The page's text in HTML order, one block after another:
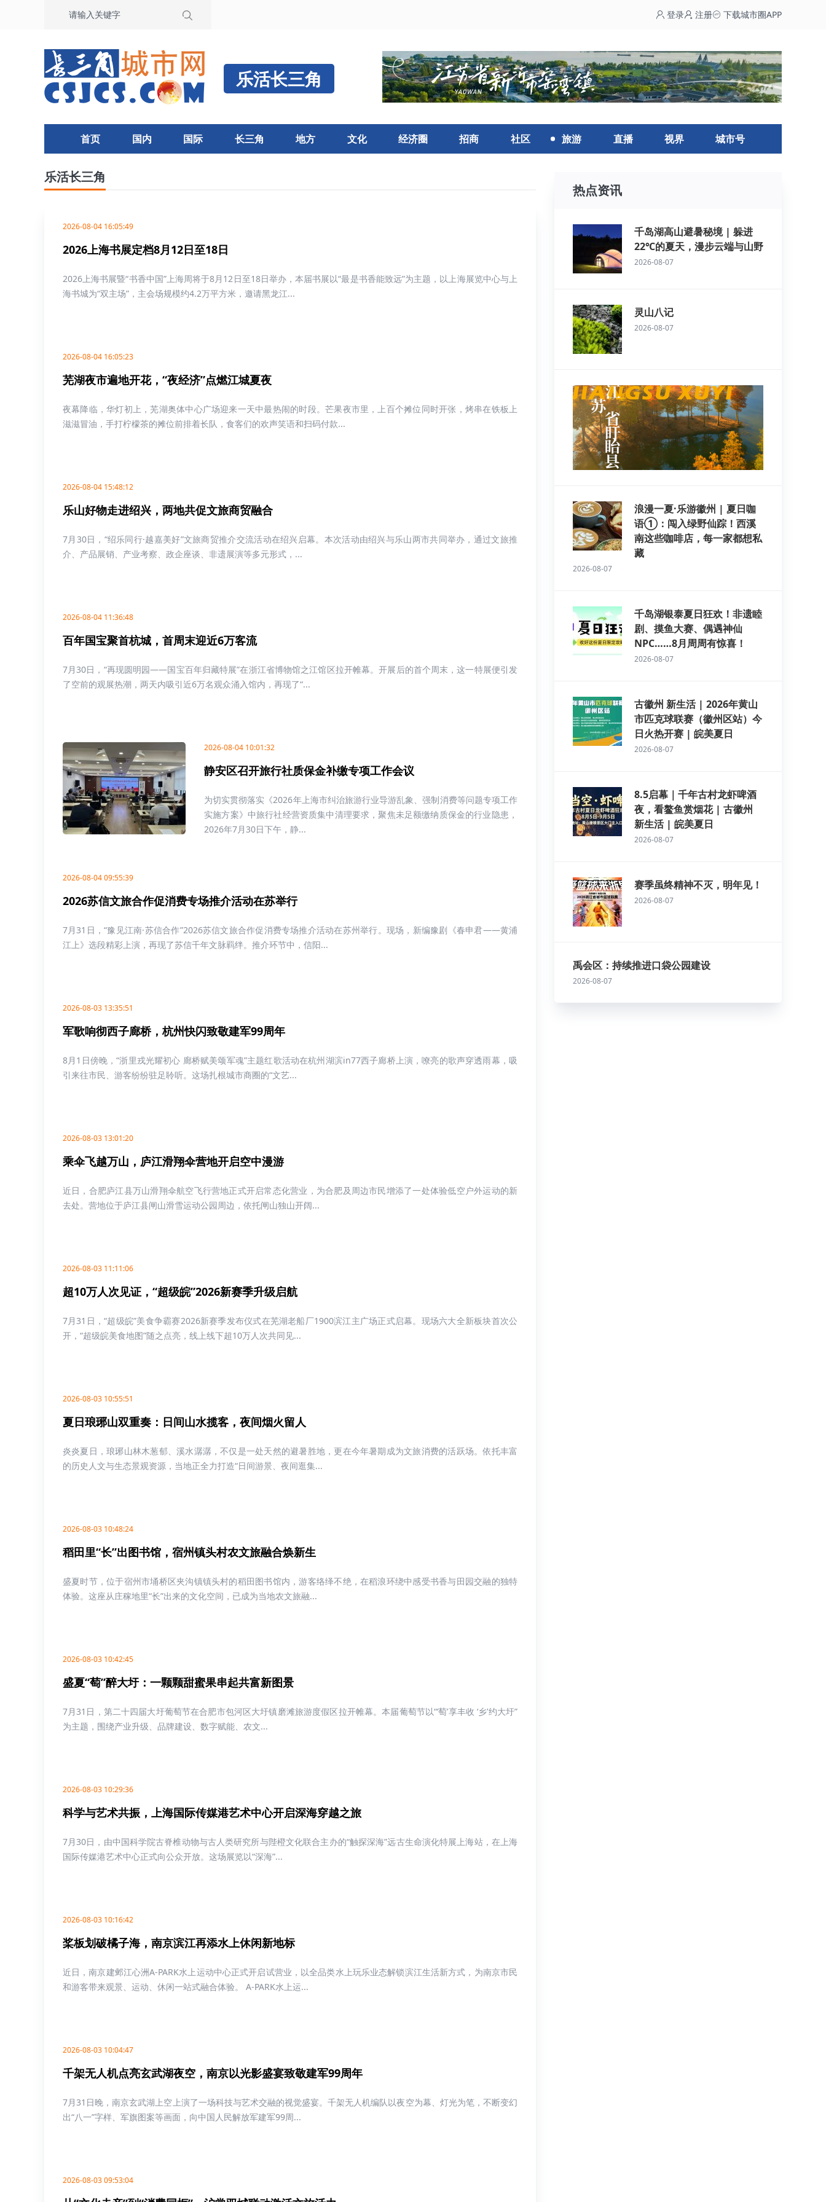
登录 注册 下载城市圈APP
乐活长三角
首页 国内 国际 长三角 地方 文化 经济圈 招商 社区 旅游 直播 视界 城市号
乐活长三角
2026-08-04 16:05:49
2026上海书展定档8月12日至18日
2026上海书展暨“书香中国”上海周将于8月12日至18日举办，本届书展以“最是书香能致远”为主题，以上海展览中心与上
海书城为“双主场”，主会场规模约4.2万平方米，邀请黑龙江...
2026-08-04 16:05:23
芜湖夜市遍地开花，“夜经济”点燃江城夏夜
夜幕降临，华灯初上，芜湖奥体中心广场迎来一天中最热闹的时段。芒果夜市里，上百个摊位同时开张，烤串在铁板上
滋滋冒油，手打柠檬茶的摊位前排着长队，食客们的欢声笑语和扫码付款...
2026-08-04 15:48:12
乐山好物走进绍兴，两地共促文旅商贸融合
7月30日，“绍乐同行·越嘉美好”文旅商贸推介交流活动在绍兴启幕。本次活动由绍兴与乐山两市共同举办，通过文旅推
介、产品展销、产业考察、政企座谈、非遗展演等多元形式，...
2026-08-04 11:36:48
百年国宝聚首杭城，首周末迎近6万客流
7月30日，“再现圆明园——国宝百年归藏特展”在浙江省博物馆之江馆区拉开帷幕。开展后的首个周末，这一特展便引发
了空前的观展热潮，两天内吸引近6万名观众涌入馆内，再现了“...
2026-08-04 10:01:32
静安区召开旅行社质保金补缴专项工作会议
为切实贯彻落实《2026年上海市纠治旅游行业导游乱象、强制消费等问题专项工作
实施方案》中旅行社经营资质集中清理要求，聚焦未足额缴纳质保金的行业隐患，
2026年7月30日下午，静...
2026-08-04 09:55:39
2026苏信文旅合作促消费专场推介活动在苏举行
7月31日，“豫见江南·苏信合作”2026苏信文旅合作促消费专场推介活动在苏州举行。现场，新编豫剧《春申君——黄浦
江上》选段精彩上演，再现了苏信千年文脉羁绊。推介环节中，信阳...
2026-08-03 13:35:51
军歌响彻西子廊桥，杭州快闪致敬建军99周年
8月1日傍晚，“浙里戎光耀初心 廊桥赋美颂军魂”主题红歌活动在杭州湖滨in77西子廊桥上演，嘹亮的歌声穿透雨幕，吸
引来往市民、游客纷纷驻足聆听。这场扎根城市商圈的“文艺...
2026-08-03 13:01:20
乘伞飞越万山，庐江滑翔伞营地开启空中漫游
近日，合肥庐江县万山滑翔伞航空飞行营地正式开启常态化营业，为合肥及周边市民增添了一处体验低空户外运动的新
去处。营地位于庐江县闸山滑雪运动公园周边，依托闸山独山开阔...
2026-08-03 11:11:06
超10万人次见证，“超级皖”2026新赛季升级启航
7月31日，“超级皖”美食争霸赛2026新赛季发布仪式在芜湖老船厂1900滨江主广场正式启幕。现场六大全新板块首次公
开，“超级皖美食地图”随之点亮，线上线下超10万人次共同见...
2026-08-03 10:55:51
夏日琅琊山双重奏：日间山水揽客，夜间烟火留人
炎炎夏日，琅琊山林木葱郁、溪水潺潺，不仅是一处天然的避暑胜地，更在今年暑期成为文旅消费的活跃场。依托丰富
的历史人文与生态景观资源，当地正全力打造“日间游景、夜间逛集...
2026-08-03 10:48:24
稻田里“长”出图书馆，宿州镇头村农文旅融合焕新生
盛夏时节，位于宿州市埇桥区夹沟镇镇头村的稻田图书馆内，游客络绎不绝，在稻浪环绕中感受书香与田园交融的独特
体验。这座从庄稼地里“长”出来的文化空间，已成为当地农文旅融...
2026-08-03 10:42:45
盛夏“萄”醉大圩：一颗颗甜蜜果串起共富新图景
7月31日，第二十四届大圩葡萄节在合肥市包河区大圩镇磨滩旅游度假区拉开帷幕。本届葡萄节以“‘萄’享丰收 ‘乡’约大圩”
为主题，围绕产业升级、品牌建设、数字赋能、农文...
2026-08-03 10:29:36
科学与艺术共振，上海国际传媒港艺术中心开启深海穿越之旅
7月30日，由中国科学院古脊椎动物与古人类研究所与陛橙文化联合主办的“触探深海”远古生命演化特展上海站，在上海
国际传媒港艺术中心正式向公众开放。这场展览以“深海”...
2026-08-03 10:16:42
桨板划破橘子海，南京滨江再添水上休闲新地标
近日，南京建邺江心洲A-PARK水上运动中心正式开启试营业，以全品类水上玩乐业态解锁滨江生活新方式，为南京市民
和游客带来观景、运动、休闲一站式融合体验。 A-PARK水上运...
2026-08-03 10:04:47
千架无人机点亮玄武湖夜空，南京以光影盛宴致敬建军99周年
7月31日晚，南京玄武湖上空上演了一场科技与艺术交融的视觉盛宴。千架无人机编队以夜空为幕、灯光为笔，不断变幻
出“八一”字样、军旗图案等画面，向中国人民解放军建军99周...
2026-08-03 09:53:04
热点资讯
千岛湖高山避暑秘境 | 躲进
22℃的夏天，漫步云端与山野
2026-08-07
灵山八记
2026-08-07
浪漫一夏·乐游徽州 | 夏日咖
语①：闯入绿野仙踪！西溪
南这些咖啡店，每一家都想私
藏
2026-08-07
千岛湖银泰夏日狂欢！非遗睦
剧、摸鱼大赛、偶遇神仙
NPC……8月周周有惊喜！
2026-08-07
古徽州 新生活 | 2026年黄山
市匹克球联赛（徽州区站）今
日火热开赛 | 皖美夏日
2026-08-07
8.5启幕｜千年古村龙虾啤酒
夜，看鳌鱼赏烟花 | 古徽州
新生活 | 皖美夏日
2026-08-07
赛季虽终精神不灭，明年见！
2026-08-07
禹会区：持续推进口袋公园建设
2026-08-07